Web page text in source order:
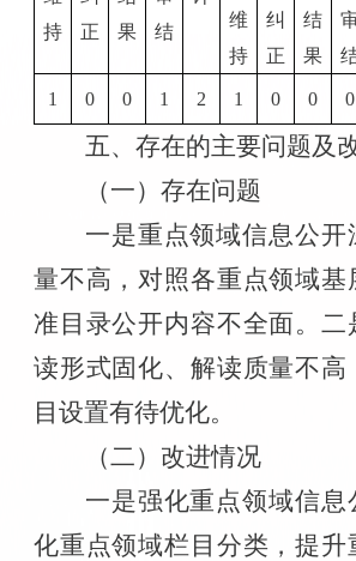
持
正
果
结
维
持
纠
正
结
果
1 0 0 1 2 1 0 0 0
五、存在的主要问题及
（一）存在问题
一是重点领域信息公开
量不高，对照各重点领域基
准目录公开内容不全面。二
读形式固化、解读质量不高
目设置有待优化。
（二）改进情况
一是强化重点领域信息
化重点领域栏目分类，提升